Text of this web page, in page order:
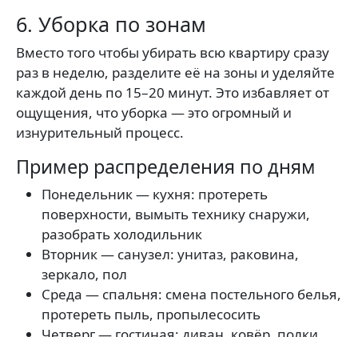
6. Уборка по зонам
Вместо того чтобы убирать всю квартиру сразу
раз в неделю, разделите её на зоны и уделяйте
каждой день по 15–20 минут. Это избавляет от
ощущения, что уборка — это огромный и
изнурительный процесс.
Пример распределения по дням
Понедельник — кухня: протереть
поверхности, вымыть технику снаружи,
разобрать холодильник
Вторник — санузел: унитаз, раковина,
зеркало, пол
Среда — спальня: смена постельного белья,
протереть пыль, пропылесосить